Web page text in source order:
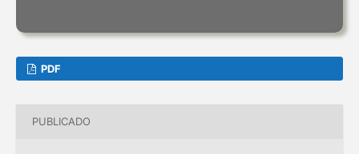
PDF
PUBLICADO